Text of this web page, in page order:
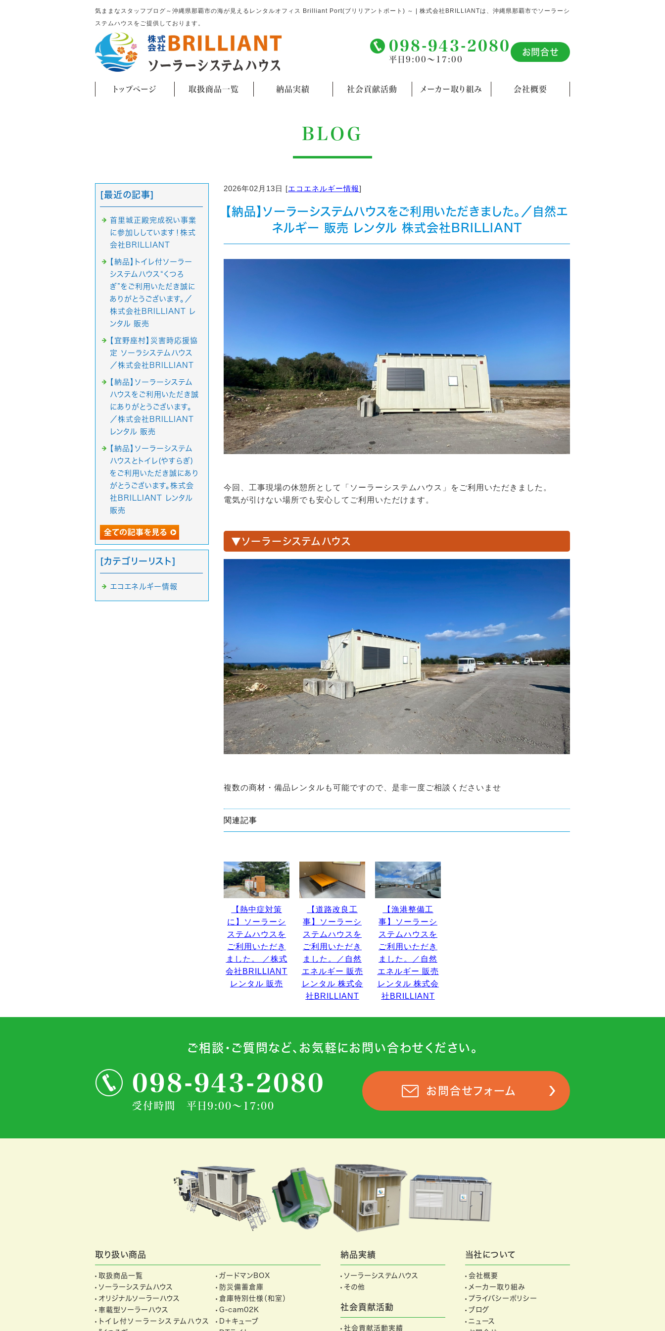
気ままなスタッフブログ～沖縄県那覇市の海が見えるレンタルオフィス Brilliant Port(ブリリアントポート) ～ | 株式会社BRILLIANTは、沖縄県那覇市でソーラーシ
ステムハウスをご提供しております。
098-943-2080
平日9:00～17:00
お問合せ
トップページ 取扱商品一覧 納品実績 社会貢献活動 メーカー取り組み 会社概要
BLOG
2026年02月13日 [エコエネルギー情報]
【納品】ソーラーシステムハウスをご利用いただきました。／自然エ
ネルギー 販売 レンタル 株式会社BRILLIANT
今回、工事現場の休憩所として「ソーラーシステムハウス」をご利用いただきました。
電気が引けない場所でも安心してご利用いただけます。
▼ソーラーシステムハウス
複数の商材・備品レンタルも可能ですので、是非一度ご相談くださいませ
関連記事
【熱中症対策
に】ソーラーシ
ステムハウスを
ご利用いただき
ました。 ／株式
会社BRILLIANT
レンタル 販売
【道路改良工
事】ソーラーシ
ステムハウスを
ご利用いただき
ました。／自然
エネルギー 販売
レンタル 株式会
社BRILLIANT
【漁港整備工
事】ソーラーシ
ステムハウスを
ご利用いただき
ました。／自然
エネルギー 販売
レンタル 株式会
社BRILLIANT
[最近の記事]
首里城正殿完成祝い事業
に参加ししています！株式
会社BRILLIANT
【納品】トイレ付ソーラー
システムハウス“くつろ
ぎ”をご利用いただき誠に
ありがとうございます。／
株式会社BRILLIANT レ
ンタル 販売
【宜野座村】災害時応援協
定 ソーラシステムハウス
／株式会社BRILLIANT
【納品】ソーラーシステム
ハウスをご利用いただき誠
にありがとうございます。
／株式会社BRILLIANT
レンタル 販売
【納品】ソーラーシステム
ハウスとトイレ(やすらぎ)
をご利用いただき誠にあり
がとうございます。株式会
社BRILLIANT レンタル
販売
[カテゴリーリスト]
エコエネルギー情報
ご相談・ご質問など、お気軽にお問い合わせください。
098-943-2080
受付時間 平日9:00～17:00
お問合せフォーム
取り扱い商品
取扱商品一覧
ガードマンBOX
ソーラーシステムハウス
防災備蓄倉庫
オリジナルソーラーハウス
倉庫特別仕様（和室）
車載型ソーラーハウス
G-cam02K
トイレ付ソーラーシステムハウス
D＋キューブ
納品実績
ソーラーシステムハウス
その他
社会貢献活動
社会貢献活動実績
当社について
会社概要
メーカー取り組み
プライバシーポリシー
ブログ
ニュース